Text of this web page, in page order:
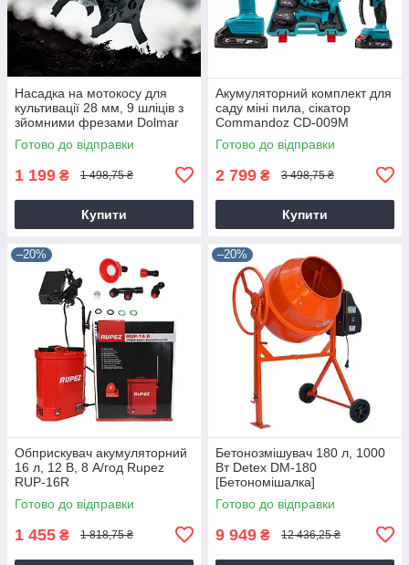
Насадка на мотокосу для
культивації 28 мм, 9 шліців з
зйомними фрезами Dolmar
9T28
Готово до відправки
1 199 ₴ 1 498,75 ₴
Купити
Акумуляторний комплект для
саду міні пила, сікатор
Commandoz CD-009M
Готово до відправки
2 799 ₴ 3 498,75 ₴
Купити
–20%
Обприскувач акумуляторний
16 л, 12 В, 8 А/год Rupez
RUP-16R
Готово до відправки
1 455 ₴ 1 818,75 ₴
–20%
Бетонозмішувач 180 л, 1000
Вт Detex DM-180
[Бетономішалка]
Готово до відправки
9 949 ₴ 12 436,25 ₴